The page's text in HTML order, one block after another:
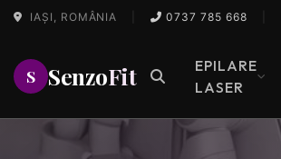
IAȘI, ROMÂNIA 0737 785 668
S SenzoFit
EPILARE
LASER